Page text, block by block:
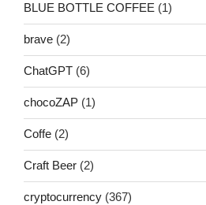
BLUE BOTTLE COFFEE (1)
brave (2)
ChatGPT (6)
chocoZAP (1)
Coffe (2)
Craft Beer (2)
cryptocurrency (367)